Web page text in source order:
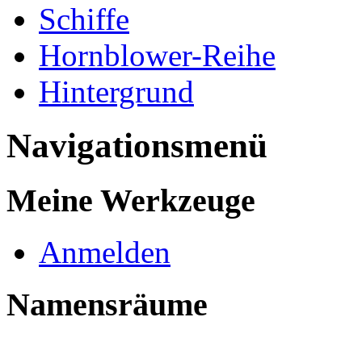
Schiffe
Hornblower-Reihe
Hintergrund
Navigationsmenü
Meine Werkzeuge
Anmelden
Namensräume